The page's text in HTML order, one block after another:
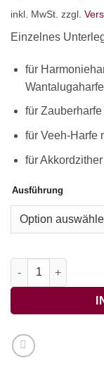
inkl. MwSt. zzgl.
Einzelnes
für
für
für Veeh-Harfe
für
Ausführung
Oh, Susanna Menge